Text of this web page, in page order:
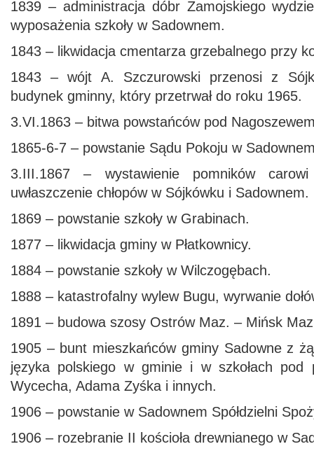
1839 – administracja dóbr Zamojskiego
wyposażenia szkoły w Sadownem.
1843 – likwidacja cmentarza grzebalnego przy
1843 – wójt A. Szczurowski przenosi z
budynek gminny, który przetrwał do roku 1965.
3.VI.1863 – bitwa powstańców pod
1865-6-7 – powstanie Sądu Pokoju w
3.III.1867 – wystawienie pomników
uwłaszczenie chłopów w Sójkówku i Sadownem.
1869 – powstanie szkoły w Grabinach.
1877 – likwidacja gminy w Płatkownicy.
1884 – powstanie szkoły w Wilczogębach.
1888 – katastrofalny wylew Bugu, wyrwanie
1891 – budowa szosy Ostrów Maz. – Mińsk
1905 – bunt mieszkańców gminy Sadowne z
języka polskiego w gminie i w szkołach pod
Wycecha, Adama Zyśka i innych.
1906 – powstanie w Sadownem Spółdzielni
1906 – rozebranie II kościoła drewnianego w